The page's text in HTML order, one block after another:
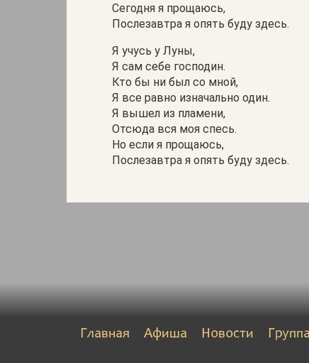
Сегодня я прощаюсь,
Послезавтра я опять буду здесь.
Я учусь у Луны,
Я сам себе господин.
Кто бы ни был со мной,
Я все равно изначально один.
Я вышел из пламени,
Отсюда вся моя спесь.
Но если я прощаюсь,
Послезавтра я опять буду здесь.
Главная Афиша Новости Группа